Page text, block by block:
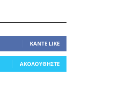
ΚΆΝΤΕ LIKE
ΑΚΟΛΟΥΘΉΣΤΕ